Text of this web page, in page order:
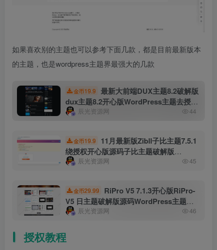
如果喜欢别的主题也可以参考下面几款，都是目前最新版本
的主题，也是wordpress主题界最强大的几款
金币19.9
最新大前端DUX主题8.2破解版
dux主题8.2开心版WordPress主题去授权
版
辰光资源网 44
金币19.9
11月最新版Zibll子比主题7.5.1
绕授权开心版源码子比主题破解版
WordPress主题模板附授权接口及主题包
辰光资源网 45
金币29.99
RiPro V5 7.1.3开心版RiPro-
V5 日主题破解版源码WordPress主题去
授权版 虚拟资源站首选主题
辰光资源网 46
授权教程